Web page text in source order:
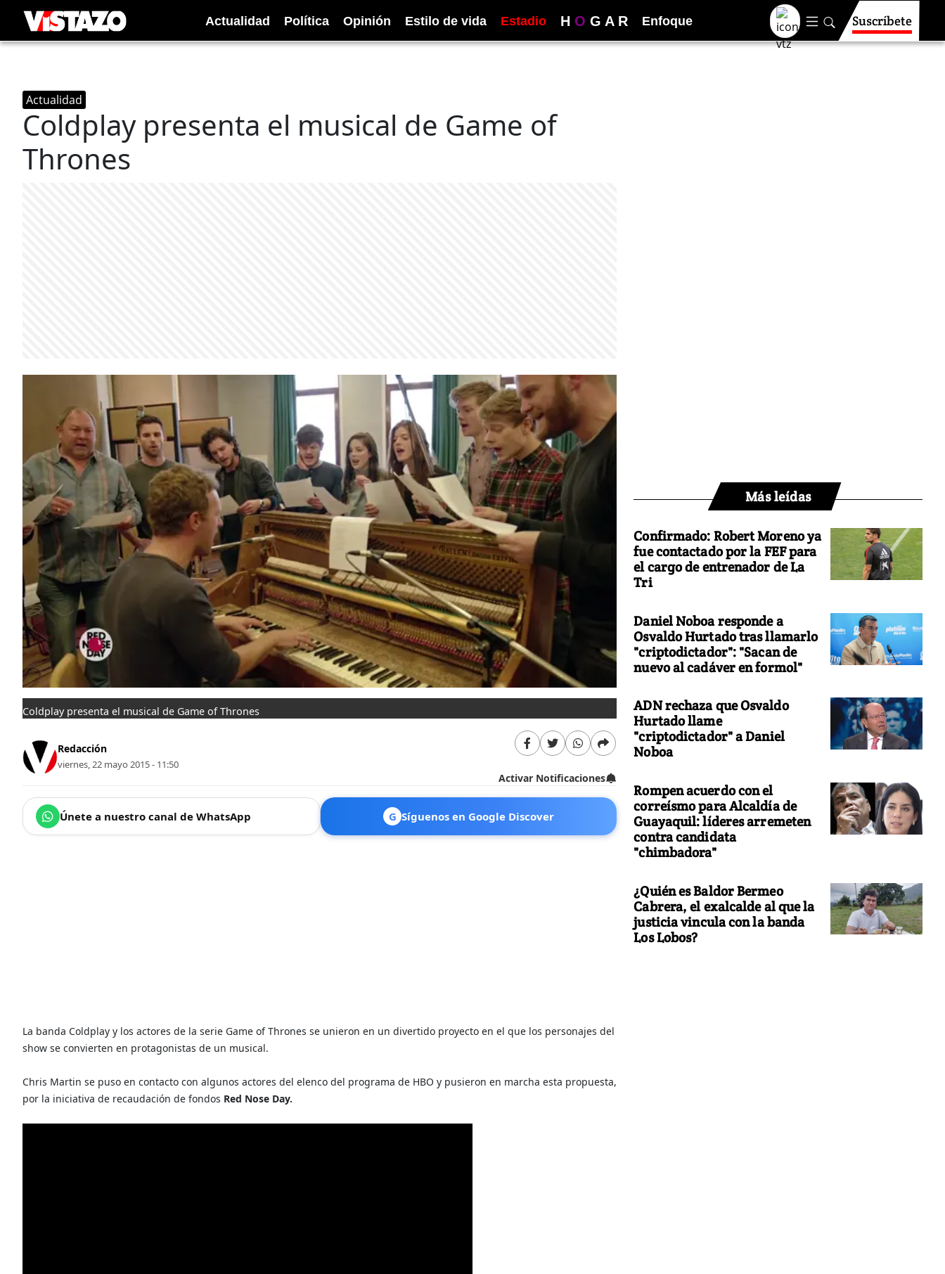
Actualidad Política Opinión Estilo de vida Estadio H O G A R Enfoque Suscríbete
Actualidad
Coldplay presenta el musical de Game of
Thrones
Coldplay presenta el musical de Game of Thrones
Redacción
viernes, 22 mayo 2015 - 11:50
Activar Notificaciones
Únete a nuestro canal de WhatsApp G Síguenos en Google Discover
La banda Coldplay y los actores de la serie Game of Thrones se unieron en un divertido proyecto en el que los personajes del
show se convierten en protagonistas de un musical.
Chris Martin se puso en contacto con algunos actores del elenco del programa de HBO y pusieron en marcha esta propuesta,
por la iniciativa de recaudación de fondos Red Nose Day.
Más leídas
Confirmado: Robert Moreno ya
fue contactado por la FEF para
el cargo de entrenador de La
Tri
Daniel Noboa responde a
Osvaldo Hurtado tras llamarlo
"criptodictador": "Sacan de
nuevo al cadáver en formol"
ADN rechaza que Osvaldo
Hurtado llame
"criptodictador" a Daniel
Noboa
Rompen acuerdo con el
correísmo para Alcaldía de
Guayaquil: líderes arremeten
contra candidata
"chimbadora"
¿Quién es Baldor Bermeo
Cabrera, el exalcalde al que la
justicia vincula con la banda
Los Lobos?